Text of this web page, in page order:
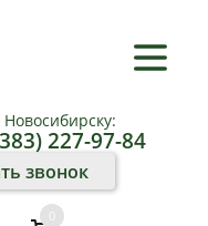
227-97-84
звонок
0